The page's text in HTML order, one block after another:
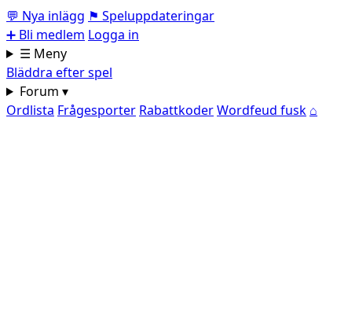
💬 Nya inlägg ⚑ Speluppdateringar
➕ Bli medlem Logga in
☰ Meny
Bläddra efter spel
Forum ▾
Ordlista Frågesporter RabattkoderWordfeud fusk ⌂